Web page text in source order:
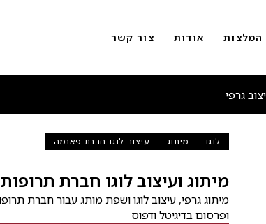
המלצות אודות צור קשר
גרפי
לוגו מיתוג עיצוב לוגו חברת פארמה
מיתוג ועיצוב לוגו חברת תרופות VasoLead
ופרסום בדיגיטל ודפוס